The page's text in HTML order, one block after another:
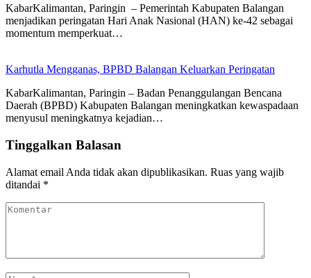
KabarKalimantan, Paringin – Pemerintah Kabupaten Balangan
menjadikan peringatan Hari Anak Nasional (HAN) ke-42 sebagai
momentum memperkuat…
Karhutla Mengganas, BPBD Balangan Keluarkan Peringatan
KabarKalimantan, Paringin – Badan Penanggulangan Bencana
Daerah (BPBD) Kabupaten Balangan meningkatkan kewaspadaan
menyusul meningkatnya kejadian…
Tinggalkan Balasan
Alamat email Anda tidak akan dipublikasikan. Ruas yang wajib
ditandai *